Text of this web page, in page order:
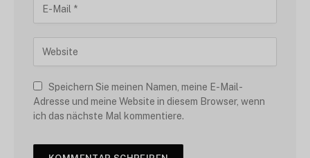
Speichern Sie meinen Namen, meine E-Mail-
Adresse und meine Website in diesem Browser, wenn
ich das nächste Mal kommentiere.